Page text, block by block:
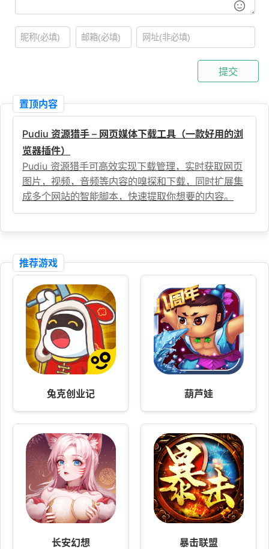
提交
置顶内容
Pudiu 资源猎手 – 网页媒体下载工具（一款好用的浏
览器插件）
Pudiu 资源猎手可高效实现下载管理，实时获取网页
图片，视频，音频等内容的嗅探和下载，同时扩展集
成多个网站的智能脚本，快速提取你想要的内容。
推荐游戏
兔克创业记 葫芦娃
长安幻想 暴击联盟